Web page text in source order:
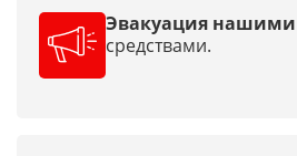
Эвакуация
средствами.